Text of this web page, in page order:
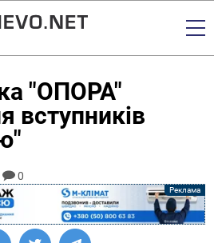
"ОПОРА"
вступників
0